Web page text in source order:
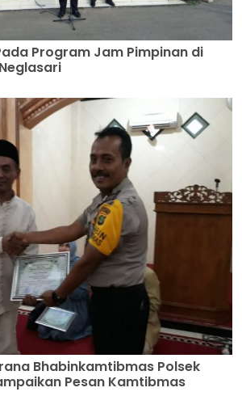
Program Jam Pimpinan di
Bhabinkamtibmas Polsek
Pesan Kamtibmas